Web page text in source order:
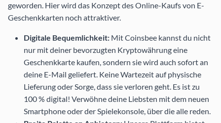
geworden. Hier wird das Konzept des Online-Kaufs von E-
Geschenkkarten noch attraktiver.
Digitale Bequemlichkeit: Mit Coinsbee kannst du nicht
nur mit deiner bevorzugten Kryptowährung eine
Geschenkkarte kaufen, sondern sie wird auch sofort an
deine E-Mail geliefert. Keine Wartezeit auf physische
Lieferung oder Sorge, dass sie verloren geht. Es ist zu
100 % digital! Verwöhne deine Liebsten mit dem neuen
Smartphone oder der Spielekonsole, über die alle reden.